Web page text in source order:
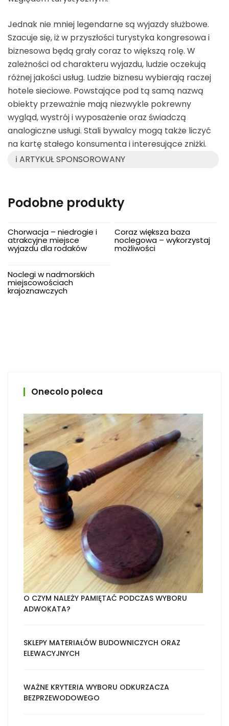
Jednak nie mniej legendarne są wyjazdy służbowe.
Szacuje się, iż w przyszłości turystyka kongresowa i
biznesowa będą grały coraz to większą rolę. W
zależności od charakteru wyjazdu, ludzie oczekują
różnej jakości usług. Ludzie biznesu wybierają raczej
hotele sieciowe. Powstające pod tą samą nazwą
obiekty przeważnie mają niezwykle pokrewny
wygląd, wystrój i wyposażenie oraz świadczą
analogiczne usługi. Stali bywalcy mogą także liczyć
na kartę stałego konsumenta i interesujące zniżki.
ℹ️ ARTYKUŁ SPONSOROWANY
Podobne produkty
Chorwacja – niedrogie i
atrakcyjne miejsce
wyjazdu dla rodaków
Coraz większa baza
noclegowa – wykorzystaj
możliwości
Noclegi w nadmorskich
miejscowościach
krajoznawczych
Onecolo poleca
O CZYM NALEŻY PAMIĘTAĆ PODCZAS WYBORU
ADWOKATA?
SKLEPY MATERIAŁÓW BUDOWNICZYCH ORAZ
ELEWACYJNYCH
WAŻNE KRYTERIA WYBORU ODKURZACZA
BEZPRZEWODOWEGO